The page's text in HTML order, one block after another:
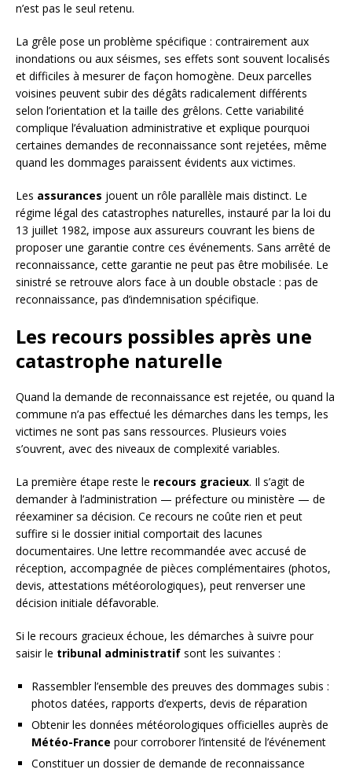
n’est pas le seul retenu.
La grêle pose un problème spécifique : contrairement aux
inondations ou aux séismes, ses effets sont souvent localisés
et difficiles à mesurer de façon homogène. Deux parcelles
voisines peuvent subir des dégâts radicalement différents
selon l’orientation et la taille des grêlons. Cette variabilité
complique l’évaluation administrative et explique pourquoi
certaines demandes de reconnaissance sont rejetées, même
quand les dommages paraissent évidents aux victimes.
Les assurances jouent un rôle parallèle mais distinct. Le
régime légal des catastrophes naturelles, instauré par la loi du
13 juillet 1982, impose aux assureurs couvrant les biens de
proposer une garantie contre ces événements. Sans arrêté de
reconnaissance, cette garantie ne peut pas être mobilisée. Le
sinistré se retrouve alors face à un double obstacle : pas de
reconnaissance, pas d’indemnisation spécifique.
Les recours possibles après une
catastrophe naturelle
Quand la demande de reconnaissance est rejetée, ou quand la
commune n’a pas effectué les démarches dans les temps, les
victimes ne sont pas sans ressources. Plusieurs voies
s’ouvrent, avec des niveaux de complexité variables.
La première étape reste le recours gracieux. Il s’agit de
demander à l’administration — préfecture ou ministère — de
réexaminer sa décision. Ce recours ne coûte rien et peut
suffire si le dossier initial comportait des lacunes
documentaires. Une lettre recommandée avec accusé de
réception, accompagnée de pièces complémentaires (photos,
devis, attestations météorologiques), peut renverser une
décision initiale défavorable.
Si le recours gracieux échoue, les démarches à suivre pour
saisir le tribunal administratif sont les suivantes :
Rassembler l’ensemble des preuves des dommages subis :
photos datées, rapports d’experts, devis de réparation
Obtenir les données météorologiques officielles auprès de
Météo-France pour corroborer l’intensité de l’événement
Constituer un dossier de demande de reconnaissance